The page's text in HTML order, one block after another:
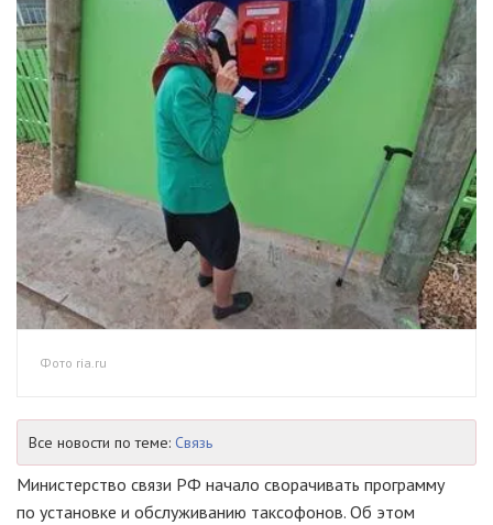
Фото ria.ru
Все новости по теме: Связь
Министерство связи РФ начало сворачивать программу
по установке и обслуживанию таксофонов. Об этом